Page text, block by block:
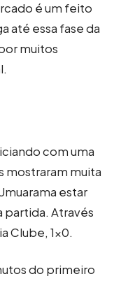
é um feito
até essa fase da
muitos
com uma
mostraram muita
estar
partida. Através
Clube, 1×0.
do primeiro